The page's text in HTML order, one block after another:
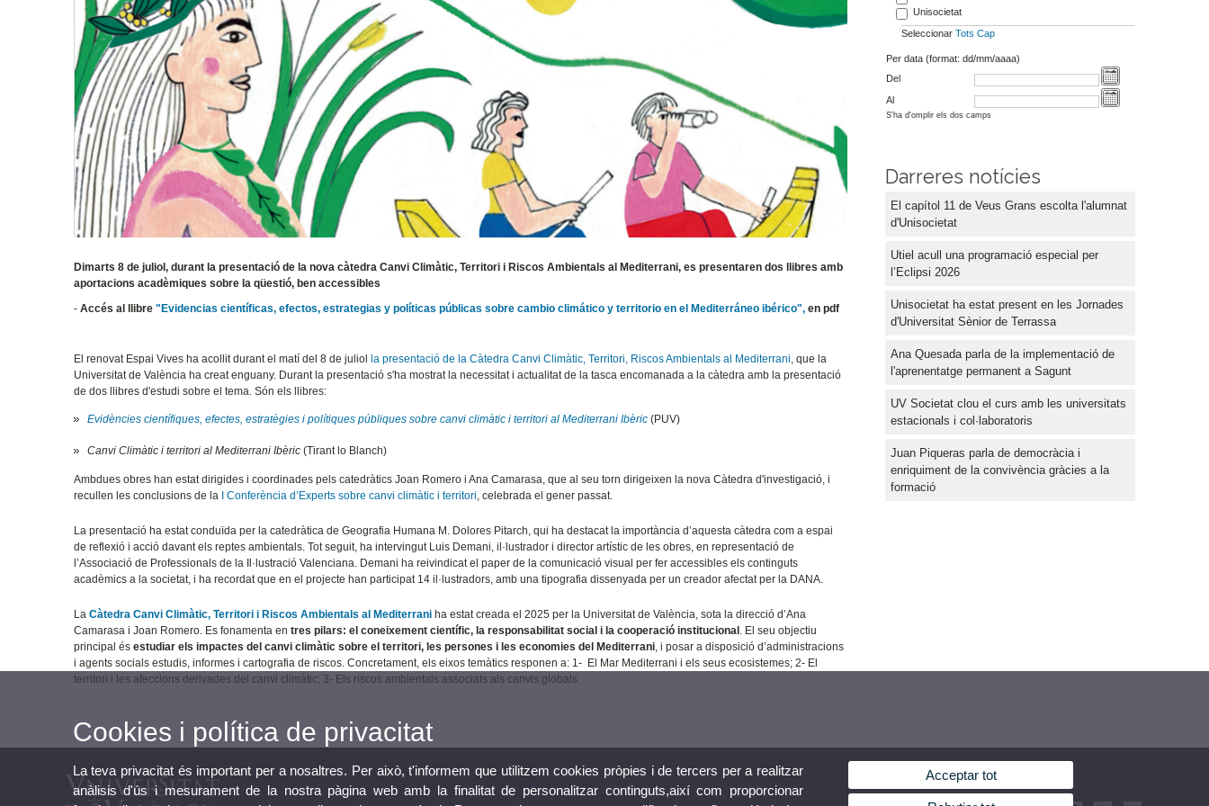
Dimarts 8 de juliol, durant la presentació de la nova càtedra Canvi Climàtic, Territori i Riscos Ambientals al Mediterrani, es presentaren dos llibres amb
aportacions acadèmiques sobre la qüestió, ben accessibles
-Accés al llibre"Evidencias científicas, efectos, estrategias y políticas públicas sobre cambio climático y territorio en el Mediterráneo ibérico", en pdf
El renovat Espai Vives ha acollit durant el matí del 8 de juliol la presentació de la Càtedra Canvi Climàtic, Territori, Riscos Ambientals al Mediterrani, que la
Universitat de València ha creat enguany. Durant la presentació s'ha mostrat la necessitat i actualitat de la tasca encomanada a la càtedra amb la presentació
de dos llibres d'estudi sobre el tema. Són els llibres:
Evidències científiques, efectes, estratègies i polítiques públiques sobre canvi climàtic i territori al Mediterrani Ibèric (PUV)
Canvi Climàtic i territori al Mediterrani Ibèric (Tirant lo Blanch)
Ambdues obres han estat dirigides i coordinades pels catedràtics Joan Romero i Ana Camarasa, que al seu torn dirigeixen la nova Càtedra d'investigació, i
recullen les conclusions de la I Conferència d’Experts sobre canvi climàtic i territori, celebrada el gener passat.
La presentació ha estat conduïda per la catedràtica de Geografia Humana M. Dolores Pitarch, qui ha destacat la importància d’aquesta càtedra com a espai
de reflexió i acció davant els reptes ambientals. Tot seguit, ha intervingut Luis Demani, il·lustrador i director artístic de les obres, en representació de
l’Associació de Professionals de la Il·lustració Valenciana. Demani ha reivindicat el paper de la comunicació visual per fer accessibles els continguts
acadèmics a la societat, i ha recordat que en el projecte han participat 14 il·lustradors, amb una tipografia dissenyada per un creador afectat per la DANA.
LaCàtedra Canvi Climàtic, Territori i Riscos Ambientals al Mediterrani ha estat creada el 2025 per la Universitat de València, sota la direcció d’Ana
Camarasa i Joan Romero. Es fonamenta en tres pilars: el coneixement científic, la responsabilitat social i la cooperació institucional . El seu objectiu
principal ésestudiar els impactes del canvi climàtic sobre el territori, les persones i les economies del Mediterrani , i posar a disposició d’administracions
i agents socials estudis, informes i cartografia de riscos. Concretament, els eixos temàtics responen a: 1- El Mar Mediterrani i els seus ecosistemes; 2- El
territori i les afeccions derivades del canvi climàtic; 3- Els riscos ambientals associats als canvis globals.
Unisocietat
Seleccionar Tots Cap
Per data (format: dd/mm/aaaa)
Del
Al
S'ha d'omplir els dos camps
Darreres notícies
El capítol 11 de Veus Grans escolta l'alumnat
d'Unisocietat
Utiel acull una programació especial per
l’Eclipsi 2026
Unisocietat ha estat present en les Jornades
d'Universitat Sènior de Terrassa
Ana Quesada parla de la implementació de
l'aprenentatge permanent a Sagunt
UV Societat clou el curs amb les universitats
estacionals i col·laboratoris
Juan Piqueras parla de democràcia i
enriquiment de la convivència gràcies a la
formació
Cookies i política de privacitat
La teva privacitat és important per a nosaltres. Per això, t'informem que utilitzem cookies pròpies i de tercers per a realitzar
anàlisis d'ús i mesurament de la nostra pàgina web amb la finalitat de personalitzar continguts,així com proporcionar
Acceptar tot